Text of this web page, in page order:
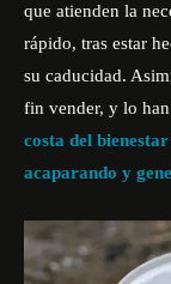
que atienden la
rápido, tras estar
su caducidad.
fin vender, y lo han
costa del
acaparando y